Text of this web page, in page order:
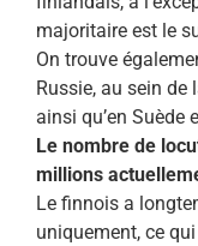
majoritaire est le
On trouve
Russie, au sein de
ainsi qu’en Suède
Le nombre de
millions
Le finnois a
uniquement, ce